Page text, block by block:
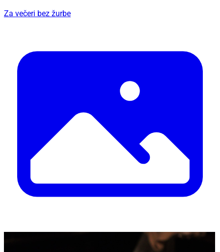
Za večeri bez žurbe